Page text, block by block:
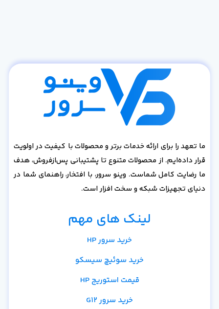
ما تعهد را برای ارائه خدمات برتر و محصولات با کیفیت در اولویت
قرار داده‌ایم. از محصولات متنوع تا پشتیبانی پس‌از‌فروش، هدف
ما رضایت کامل شماست. وینو سرور، با افتخار، راهنمای شما در
دنیای تجهیزات شبکه و سخت افزار است.
لینک های مهم
خرید سرور HP
خرید سوئیچ سیسکو
قیمت استوریج HP
خرید سرور G12